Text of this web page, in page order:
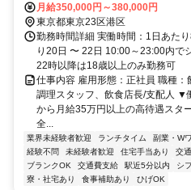
月給350,000円～380,000円
東京都東京23区港区
勤務時間詳細 実働時間：1日あた
り20日 〜 22日 10:00～23:00内で
22時以降は18歳以上のみ勤務可
仕事内容 雇用形態：正社員 職種
調理スタッフ、飲食店長/支配人
から月給35万円以上の高待遇スタ
全...
業界未経験者歓迎 ランチタイム 副業・W
経験不問
未経験者歓迎 住宅手当あり 交
ブランクOK
交通費支給 駅近5分以内 シ
寮・社宅あり
食事補助あり ひげOK